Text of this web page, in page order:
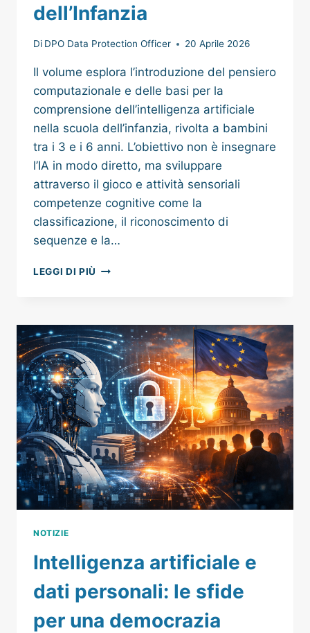
dell’Infanzia
Di DPO Data Protection Officer 20 Aprile 2026
Il volume esplora l’introduzione del pensiero
computazionale e delle basi per la
comprensione dell’intelligenza artificiale
nella scuola dell’infanzia, rivolta a bambini
tra i 3 e i 6 anni. L’obiettivo non è insegnare
l’IA in modo diretto, ma sviluppare
attraverso il gioco e attività sensoriali
competenze cognitive come la
classificazione, il riconoscimento di
sequenze e la…
LEGGI DI PIÙ INTELLIGENZA
NELLA
SCUOLA
DELL’INFANZIA
NOTIZIE
Intelligenza artificiale e
dati personali: le sfide
per una democrazia